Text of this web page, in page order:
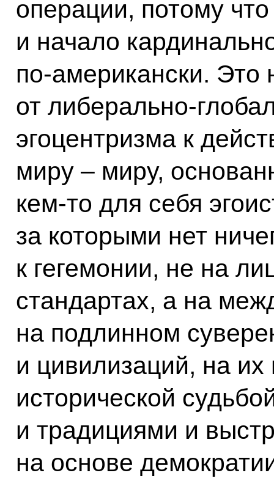
операции, потому
и начало
по-американски. Это
от либерально-
эгоцентризма к
миру – миру,
кем-то для себя
за которыми нет
к гегемонии, не на
стандартах, а на
на подлинном
и цивилизаций, на
исторической
и традициями и
на основе